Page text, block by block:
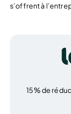
s’offrent à
15% de